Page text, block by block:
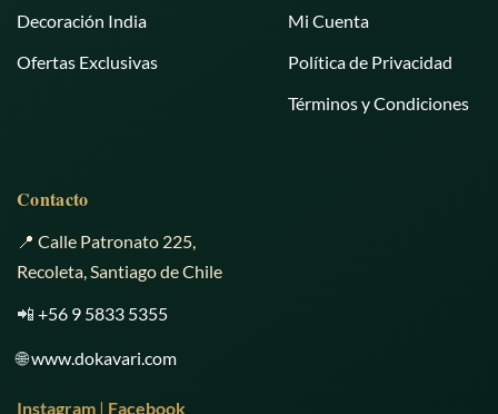
Decoración India
Ofertas Exclusivas
Mi Cuenta
Política de Privacidad
Términos y Condiciones
Contacto
📍 Calle Patronato 225,
Recoleta, Santiago de Chile
📲 +56 9 5833 5355
🌐www.dokavari.com
Instagram | Facebook